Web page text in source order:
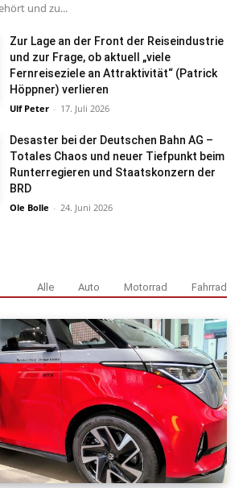
und zu...
Zur Lage an der Front der Reiseindustrie
und zur Frage, ob aktuell „viele
Fernreiseziele an Attraktivität“ (Patrick
Höppner) verlieren
Ulf Peter - 17. Juli 2026
Desaster bei der Deutschen Bahn AG –
Totales Chaos und neuer Tiefpunkt beim
Runterregieren und Staatskonzern der
BRD
Ole Bolle - 24. Juni 2026
Alle Auto Motorrad Fahrrad